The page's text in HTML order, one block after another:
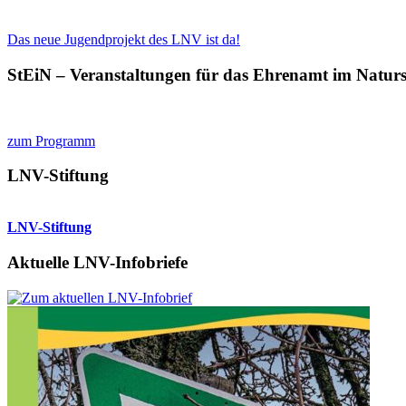
Das neue Jugendprojekt des LNV ist da!
StEiN – Veranstaltungen für das Ehrenamt im
zum Programm
LNV-Stiftung
LNV-Stiftung
Aktuelle LNV-Infobriefe